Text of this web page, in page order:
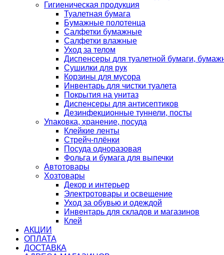
Гигиеническая продукция
Туалетная бумага
Бумажные полотенца
Салфетки бумажные
Салфетки влажные
Уход за телом
Диспенсеры для туалетной бумаги,
Сушилки для рук
Корзины для мусора
Инвентарь для чистки туалета
Покрытия на унитаз
Диспенсеры для антисептиков
Дезинфекционные туннели, посты
Упаковка, хранение, посуда
Клейкие ленты
Стрейч-плёнки
Посуда одноразовая
Фольга и бумага для выпечки
Автотовары
Хозтовары
Декор и интерьер
Электротовары и освещение
Уход за обувью и одеждой
Инвентарь для складов и магазинов
Клей
АКЦИИ
ОПЛАТА
ДОСТАВКА